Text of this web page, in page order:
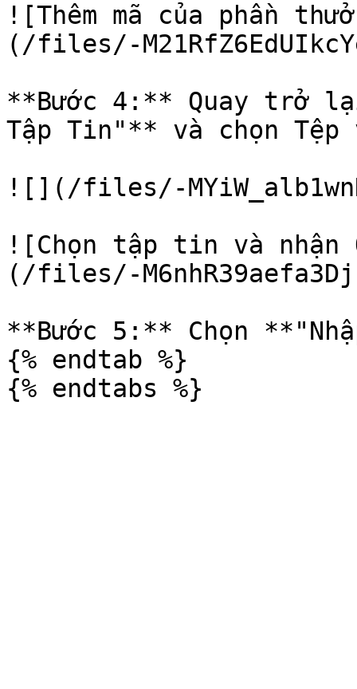
![Thêm mã của phần
(/files/-
**Bước 4:** Quay trở
Tập Tin"** và chọn Tệp
![](/files/-
![Chọn tập tin và nhận
(/files/-
**Bước 5:** Chọn
{% endtab %}